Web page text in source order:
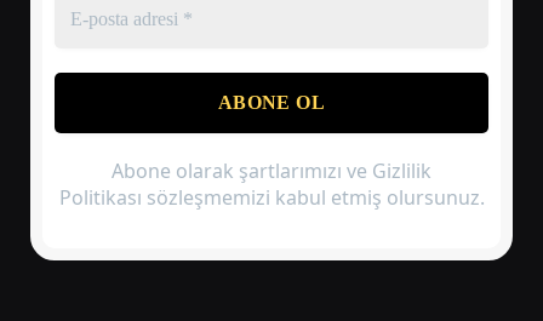
Abone olarak şartlarımızı ve Gizlilik
Politikası sözleşmemizi kabul etmiş olursunuz.